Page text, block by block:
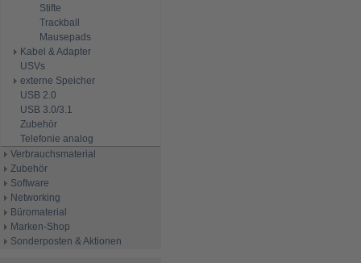
Stifte
Trackball
Mausepads
Kabel & Adapter
USVs
externe Speicher
USB 2.0
USB 3.0/3.1
Zubehör
Telefonie analog
Verbrauchsmaterial
Zubehör
Software
Networking
Büromaterial
Marken-Shop
Sonderposten & Aktionen